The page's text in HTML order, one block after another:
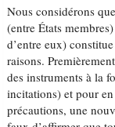
Nous considérons
(entre États
d’entre eux)
raisons.
des instruments à la
incitations) et pour
précautions, une